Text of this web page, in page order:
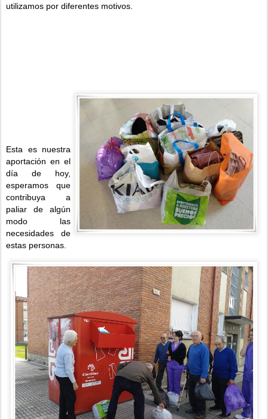
utilizamos por diferentes motivos.
Esta es nuestra
aportación en el
día de hoy,
esperamos que
contribuya a
paliar de algún
modo las
necesidades de
estas personas.